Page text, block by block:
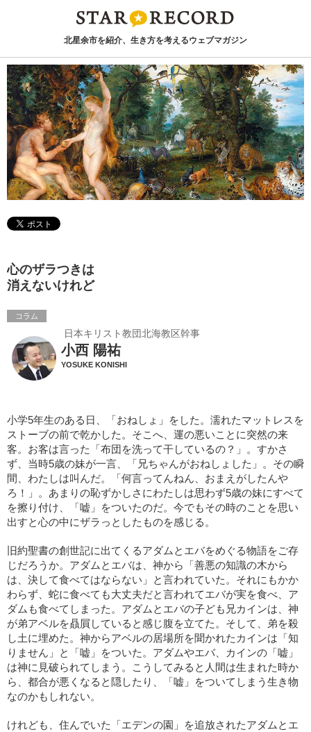
北星余市を紹介、生き方を考えるウェブマガジン
心のザラつきは
消えないけれど
コラム
日本キリスト教団北海教区幹事
小西 陽祐
YOSUKE KONISHI
小学5年生のある日、「おねしょ」をした。濡れたマットレスを
ストーブの前で乾かした。そこへ、運の悪いことに突然の来
客。お客は言った「布団を洗って干しているの？」。すかさ
ず、当時5歳の妹が一言、「兄ちゃんがおねしょした」。その瞬
間、わたしは叫んだ。「何言ってんねん、おまえがしたんや
ろ！」。あまりの恥ずかしさにわたしは思わず5歳の妹にすべて
を擦り付け、「嘘」をついたのだ。今でもその時のことを思い
出すと心の中にザラっとしたものを感じる。
旧約聖書の創世記に出てくるアダムとエバをめぐる物語をご存
じだろうか。アダムとエバは、神から「善悪の知識の木から
は、決して食べてはならない」と言われていた。それにもかか
わらず、蛇に食べても大丈夫だと言われてエバが実を食べ、ア
ダムも食べてしまった。アダムとエバの子ども兄カインは、神
が弟アベルを贔屓していると感じ腹を立てた。そして、弟を殺
し土に埋めた。神からアベルの居場所を聞かれたカインは「知
りません」と「嘘」をついた。アダムやエバ、カインの「嘘」
は神に見破られてしまう。こうしてみると人間は生まれた時か
ら、都合が悪くなると隠したり、「嘘」をついてしまう生き物
なのかもしれない。
けれども、住んでいた「エデンの園」を追放されたアダムとエ